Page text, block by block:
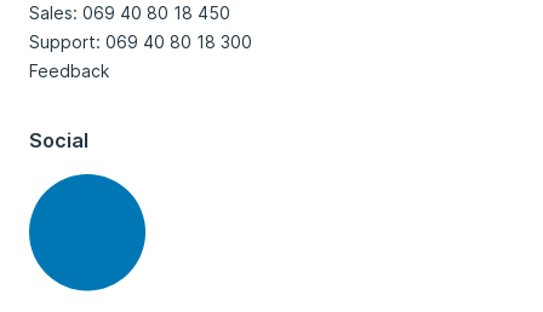
Sales: 069 40 80 18 450
Support: 069 40 80 18 300
Feedback
Social